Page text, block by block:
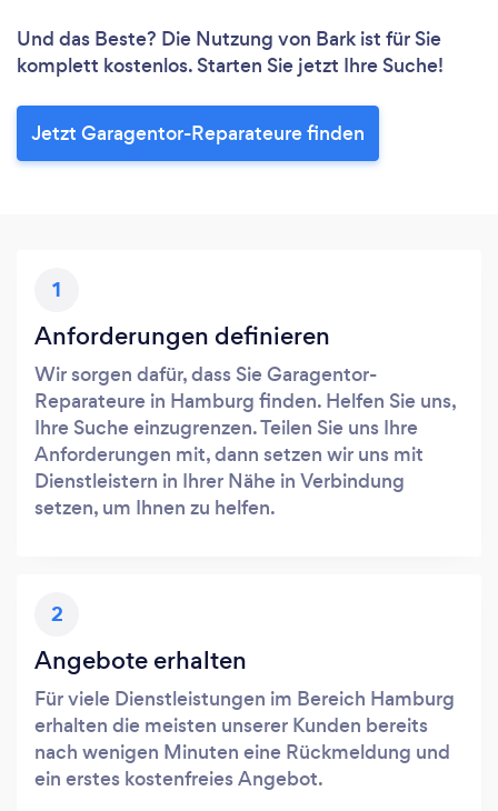
Und das Beste? Die Nutzung von Bark ist für Sie
komplett kostenlos. Starten Sie jetzt Ihre Suche!
Jetzt Garagentor-Reparateure finden
1
Anforderungen definieren
Wir sorgen dafür, dass Sie Garagentor-
Reparateure in Hamburg finden. Helfen Sie uns,
Ihre Suche einzugrenzen. Teilen Sie uns Ihre
Anforderungen mit, dann setzen wir uns mit
Dienstleistern in Ihrer Nähe in Verbindung
setzen, um Ihnen zu helfen.
2
Angebote erhalten
Für viele Dienstleistungen im Bereich Hamburg
erhalten die meisten unserer Kunden bereits
nach wenigen Minuten eine Rückmeldung und
ein erstes kostenfreies Angebot.